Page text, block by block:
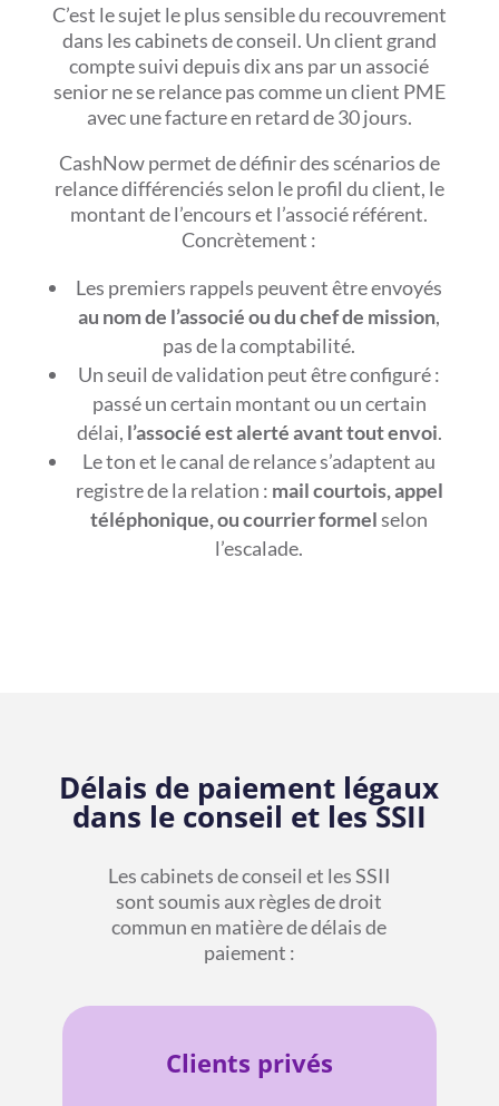
C’est le sujet le plus sensible du recouvrement
dans les cabinets de conseil. Un client grand
compte suivi depuis dix ans par un associé
senior ne se relance pas comme un client PME
avec une facture en retard de 30 jours.
CashNow permet de définir des scénarios de
relance différenciés selon le profil du client, le
montant de l’encours et l’associé référent.
Concrètement :
Les premiers rappels peuvent être envoyés
au nom de l’associé ou du chef de mission,
pas de la comptabilité.
Un seuil de validation peut être configuré :
passé un certain montant ou un certain
délai, l’associé est alerté avant tout envoi.
Le ton et le canal de relance s’adaptent au
registre de la relation : mail courtois, appel
téléphonique, ou courrier formelselon
l’escalade.
Délais de paiement légaux
dans le conseil et les SSII
Les cabinets de conseil et les SSII
sont soumis aux règles de droit
commun en matière de délais de
paiement :
Clients privés